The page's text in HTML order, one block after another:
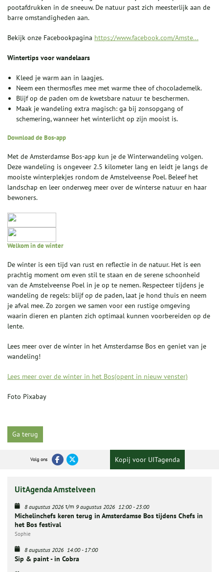
pootafdrukken in de sneeuw. De natuur past zich meesterlijk aan de
barre omstandigheden aan.
Bekijk onze Facebookpagina https://www.facebook.com/Amste...
Wintertips voor wandelaars
Kleed je warm aan in laagjes.
Neem een thermosfles mee met warme thee of chocolademelk.
Blijf op de paden om de kwetsbare natuur te beschermen.
Maak je wandeling extra magisch: ga bij zonsopgang of
schemering, wanneer het winterlicht op zijn mooist is.
Download de Bos-app
Met de Amsterdamse Bos-app kun je de Winterwandeling volgen.
Deze wandeling is ongeveer 2.5 kilometer lang en leidt je langs de
mooiste winterplekjes rondom de Amstelveense Poel. Beleef het
landschap en leer onderweg meer over de winterse natuur en haar
bewoners.
Welkom in de winter
De winter is een tijd van rust en reflectie in de natuur. Het is een
prachtig moment om even stil te staan en de serene schoonheid
van de Amstelveense Poel in je op te nemen. Respecteer tijdens je
wandeling de regels: blijf op de paden, laat je hond thuis en neem
je afval mee. Zo zorgen we samen voor een rustige omgeving
waarin dieren en planten zich optimaal kunnen voorbereiden op de
lente.
Lees meer over de winter in het Amsterdamse Bos en geniet van je
wandeling!
Lees meer over de winter in het Bos(opent in nieuw venster)
Foto Pixabay
Ga terug
Volg ons Kopij voor UITagenda
UitAgenda Amstelveen
8 augustus 2026 t/m 9 augustus 2026 12:00- 23:00
Michelinchefs keren terug in Amsterdamse Bos tijdens Chefs in
het Bos festival
Sophie
8 augustus 2026 14:00- 17:00
Sip & paint - in Cobra